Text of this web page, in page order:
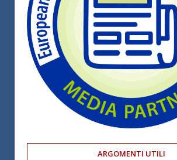
ARGOMENTI UTILI